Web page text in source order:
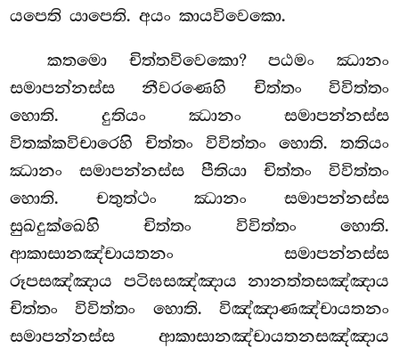
යපෙති යාපෙති. අයං කායවිවෙකො.
කතමො චිත්තවිවෙකො? පඨමං ඣානං
සමාපන්නස්ස නීවරණෙහි චිත්තං විවිත්තං
හොති. දුතියං ඣානං සමාපන්නස්ස
විතක්කවිචාරෙහි චිත්තං විවිත්තං හොති. තතියං
ඣානං සමාපන්නස්ස පීතියා චිත්තං විවිත්තං
හොති. චතුත්ථං ඣානං සමාපන්නස්ස
සුඛදුක්ඛෙහි චිත්තං විවිත්තං හොති.
ආකාසානඤ්චායතනං සමාපන්නස්ස
රූපසඤ්ඤාය පටිඝසඤ්ඤාය නානත්තසඤ්ඤාය
චිත්තං විවිත්තං හොති. විඤ්ඤාණඤ්චායතනං
සමාපන්නස්ස ආකාසානඤ්චායතනසඤ්ඤාය